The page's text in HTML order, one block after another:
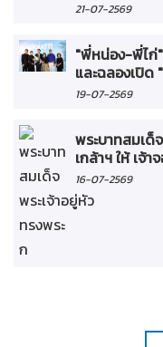
21-07-2569
"พี่หน่อง-พี่ไก่
และฉลองเปิด
19-07-2569
พระบาทสมเด็
เกล้าฯ ให้ เจ้
16-07-2569